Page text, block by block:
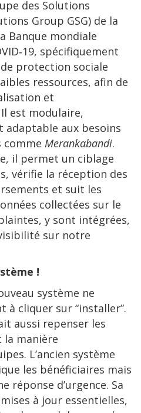
des Solutions
Group GSG) de la
Banque mondiale
spécifiquement
protection sociale
ressources, afin de
et
est modulaire,
aux besoins
comme Merankabandi.
il permet un ciblage
vérifie la réception des
et suit les
collectées sur le
y sont intégrées,
sur notre
!
système ne
à cliquer sur “installer”.
aussi repenser les
la manière
L’ancien système
les bénéficiaires mais
réponse d’urgence. Sa
à jour essentielles,